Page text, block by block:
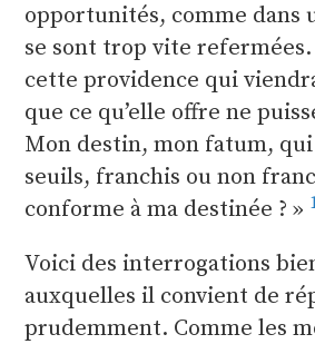
opportunités, comme dans
se sont trop vite
cette providence qui
que ce qu’elle offre ne
Mon destin, mon fatum,
seuils, franchis ou non
conforme à ma destinée ?
Voici des interrogations
auxquelles il convient de
prudemment. Comme les